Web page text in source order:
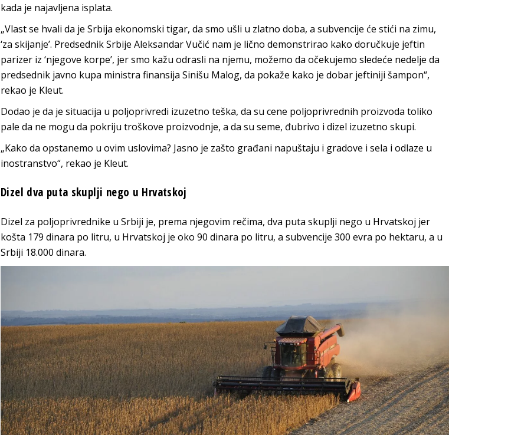
kada je najavljena isplata.
„Vlast se hvali da je Srbija ekonomski tigar, da smo ušli u zlatno doba, a subvencije će stići na zimu,
‘za skijanje’. Predsednik Srbije Aleksandar Vučić nam je lično demonstrirao kako doručkuje jeftin
parizer iz ‘njegove korpe’, jer smo kažu odrasli na njemu, možemo da očekujemo sledeće nedelje da
predsednik javno kupa ministra finansija Sinišu Malog, da pokaže kako je dobar jeftiniji šampon“,
rekao je Kleut.
Dodao je da je situacija u poljoprivredi izuzetno teška, da su cene poljoprivrednih proizvoda toliko
pale da ne mogu da pokriju troškove proizvodnje, a da su seme, đubrivo i dizel izuzetno skupi.
„Kako da opstanemo u ovim uslovima? Jasno je zašto građani napuštaju i gradove i sela i odlaze u
inostranstvo“, rekao je Kleut.
Dizel dva puta skuplji nego u Hrvatskoj
Dizel za poljoprivrednike u Srbiji je, prema njegovim rečima, dva puta skuplji nego u Hrvatskoj jer
košta 179 dinara po litru, u Hrvatskoj je oko 90 dinara po litru, a subvencije 300 evra po hektaru, a u
Srbiji 18.000 dinara.